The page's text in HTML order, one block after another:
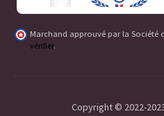
Marchand approuvé par la Société
vérifier.
Copyright © 2022-